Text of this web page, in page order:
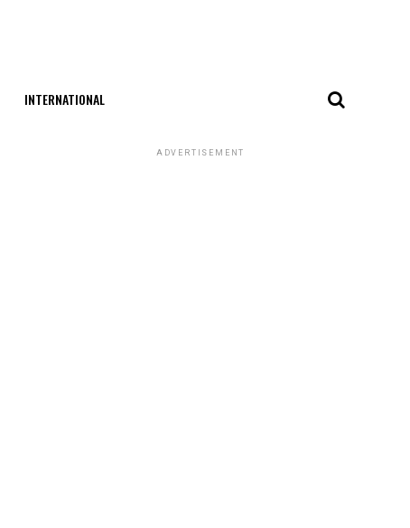
INTERNATIONAL
ADVERTISEMENT